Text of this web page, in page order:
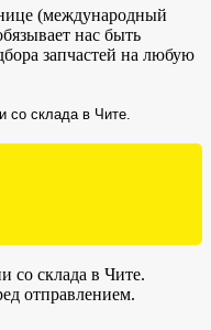
(международный
нас быть
запчастей на любую
со склада в Чите.
со склада в Чите.
отправлением.